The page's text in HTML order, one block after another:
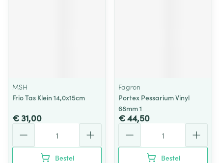
MSH
Frio Tas Klein 14,0x15cm
€ 31,00
Bestel
Fagron
Portex Pessarium Vinyl
68mm 1
€ 44,50
Bestel